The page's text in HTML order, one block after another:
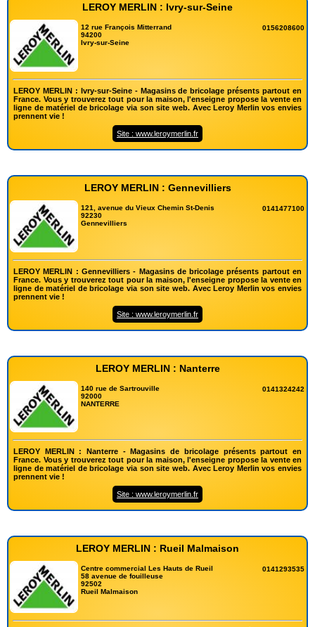
LEROY MERLIN : Ivry-sur-Seine
12 rue François Mitterrand
94200
Ivry-sur-Seine
0156208600
LEROY MERLIN : Ivry-sur-Seine - Magasins de bricolage présents partout en
France. Vous y trouverez tout pour la maison, l'enseigne propose la vente en
ligne de matériel de bricolage via son site web. Avec Leroy Merlin vos envies
prennent vie !
Site : www.leroymerlin.fr
LEROY MERLIN : Gennevilliers
121, avenue du Vieux Chemin St-Denis
92230
Gennevilliers
0141477100
LEROY MERLIN : Gennevilliers - Magasins de bricolage présents partout en
France. Vous y trouverez tout pour la maison, l'enseigne propose la vente en
ligne de matériel de bricolage via son site web. Avec Leroy Merlin vos envies
prennent vie !
Site : www.leroymerlin.fr
LEROY MERLIN : Nanterre
140 rue de Sartrouville
92000
NANTERRE
0141324242
LEROY MERLIN : Nanterre - Magasins de bricolage présents partout en
France. Vous y trouverez tout pour la maison, l'enseigne propose la vente en
ligne de matériel de bricolage via son site web. Avec Leroy Merlin vos envies
prennent vie !
Site : www.leroymerlin.fr
LEROY MERLIN : Rueil Malmaison
Centre commercial Les Hauts de Rueil
58 avenue de fouilleuse
92502
Rueil Malmaison
0141293535